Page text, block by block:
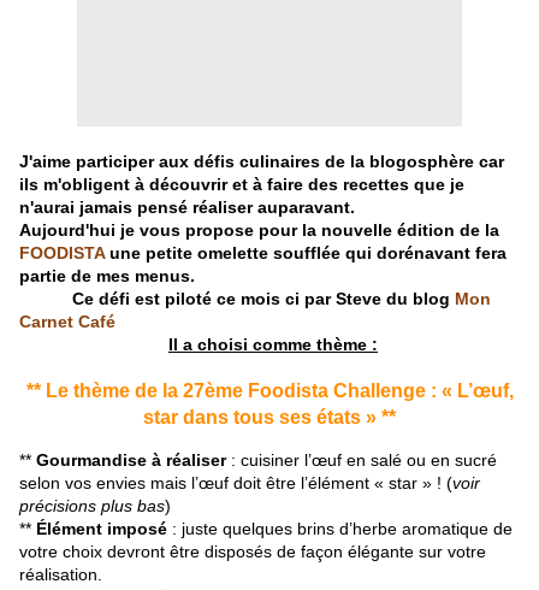
J'aime participer aux défis culinaires de la blogosphère car
ils m'obligent à découvrir et à faire des recettes que je
n'aurai jamais pensé réaliser auparavant.
Aujourd'hui je vous propose pour la nouvelle édition de la
FOODISTAune petite omelette soufflée qui dorénavant fera
partie de mes menus.
Ce défi est piloté ce mois ci par Steve du blog Mon
Carnet Café
Il a choisi comme thème :
** Le thème de la 27ème Foodista Challenge : « L’œuf,
star dans tous ses états » **
** Gourmandise à réaliser: cuisiner l’œuf en salé ou en sucré
selon vos envies mais l’œuf doit être l’élément « star » ! (voir
précisions plus bas)
** Élément imposé : juste quelques brins d’herbe aromatique de
votre choix devront être disposés de façon élégante sur votre
réalisation.